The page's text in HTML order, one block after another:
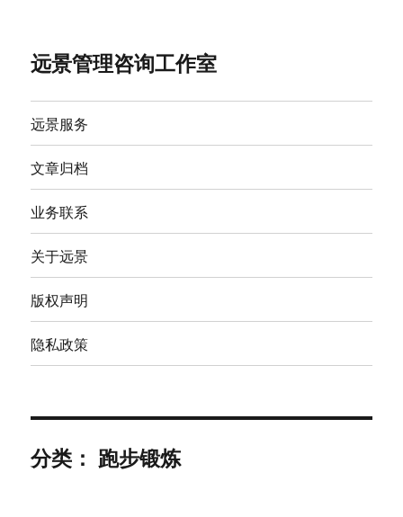
远景管理咨询工作室
远景服务
文章归档
业务联系
关于远景
版权声明
隐私政策
分类： 跑步锻炼